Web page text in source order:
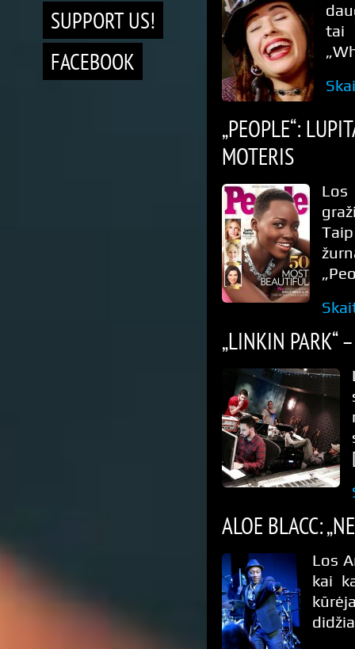
SUPPORT US!
FACEBOOK
tai
„PEOPLE“:
MOTERIS
„LINKIN PARK“
ALOE BLACC:
Los
kai